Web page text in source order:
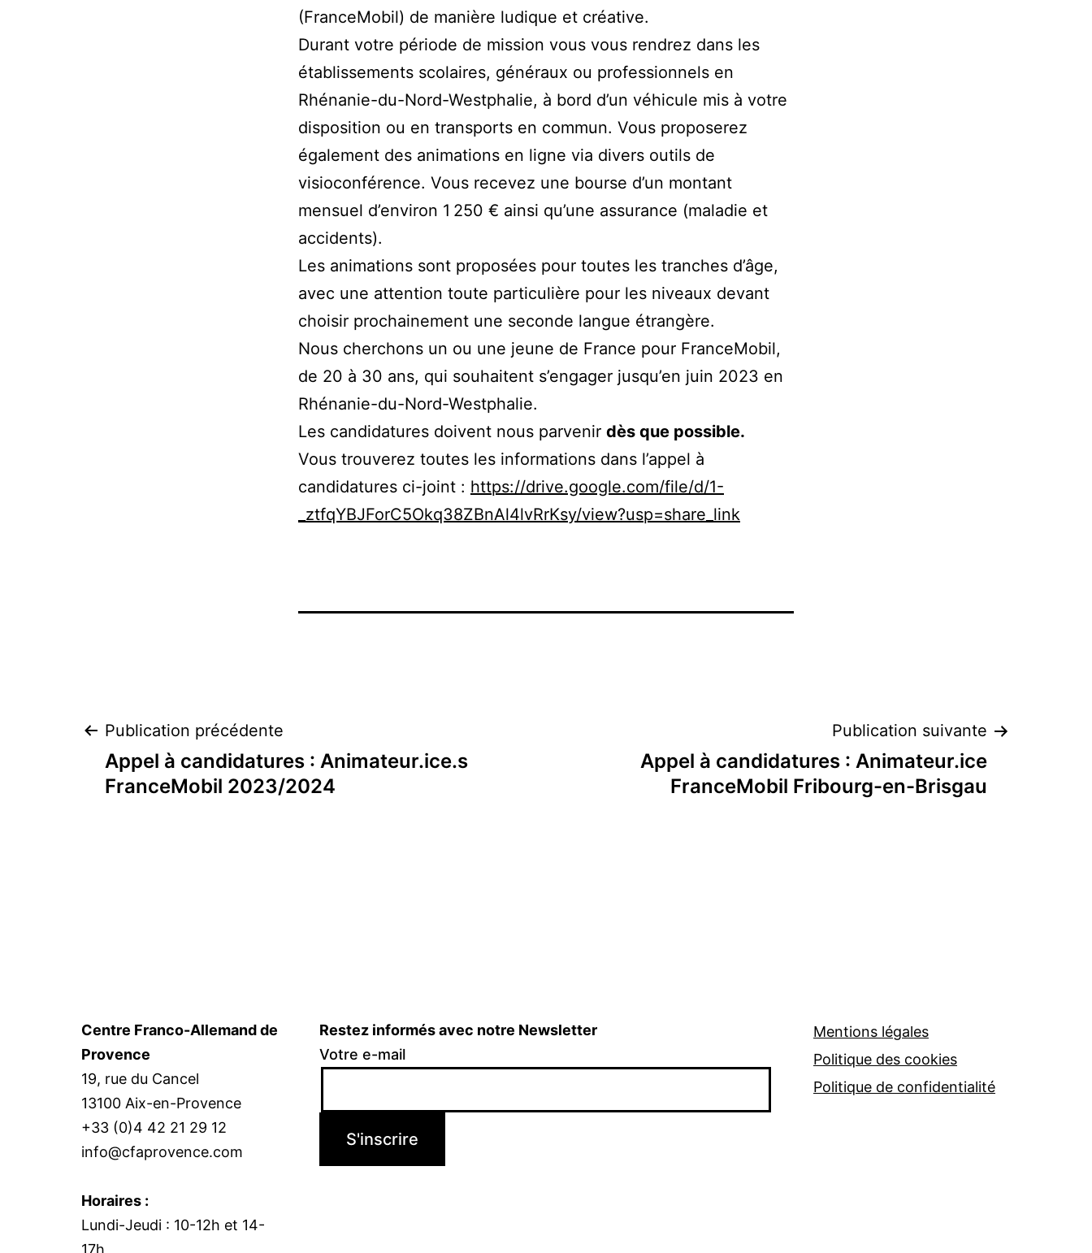
(FranceMobil) de manière ludique et créative.
Durant votre période de mission vous vous rendrez dans les
établissements scolaires, généraux ou professionnels en
Rhénanie-du-Nord-Westphalie, à bord d’un véhicule mis à votre
disposition ou en transports en commun. Vous proposerez
également des animations en ligne via divers outils de
visioconférence. Vous recevez une bourse d’un montant
mensuel d’environ 1 250 € ainsi qu’une assurance (maladie et
accidents).
Les animations sont proposées pour toutes les tranches d’âge,
avec une attention toute particulière pour les niveaux devant
choisir prochainement une seconde langue étrangère.
Nous cherchons un ou une jeune de France pour FranceMobil,
de 20 à 30 ans, qui souhaitent s’engager jusqu’en juin 2023 en
Rhénanie-du-Nord-Westphalie.
Les candidatures doivent nous parvenir dès que possible.
Vous trouverez toutes les informations dans l’appel à
candidatures ci-joint : https://drive.google.com/file/d/1-
_ztfqYBJForC5Okq38ZBnAl4lvRrKsy/view?usp=share_link
Navigation
de
Publication précédente
Appel à candidatures : Animateur.ice.s
FranceMobil 2023/2024
Publication suivante
Appel à candidatures : Animateur.ice
FranceMobil Fribourg-en-Brisgau
Centre Franco-Allemand de
Provence
19, rue du Cancel
13100 Aix-en-Provence
+33 (0)4 42 21 29 12
info@cfaprovence.com
Horaires :
Lundi-Jeudi : 10-12h et 14-
17h
Restez informés avec notre Newsletter
Votre e-mail
Mentions légales
Politique des cookies
Politique de confidentialité